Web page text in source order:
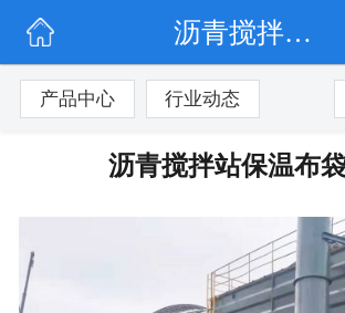
沥青搅拌站保温布袋除尘器
产品中心 行业动态
沥青搅拌站保温布